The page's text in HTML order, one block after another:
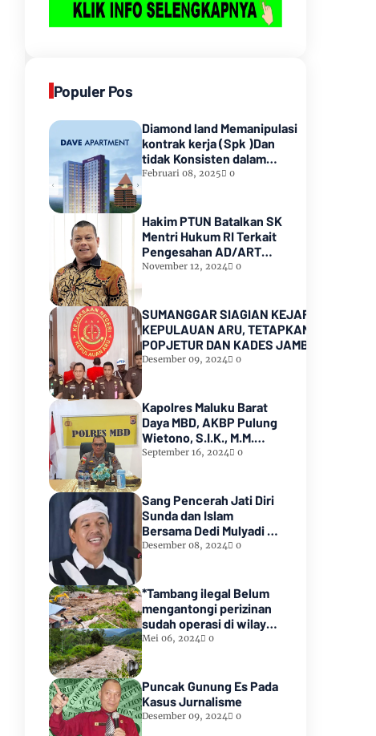
Populer Pos
Diamond land Memanipulasi
kontrak kerja (Spk )Dan
tidak Konsisten dalam
Pembayarannyamenunggak
kedua Meninggal dunia
Februari 08, 2025 0
Hakim PTUN Batalkan SK
Mentri Hukum RI Terkait
Pengesahan AD/ART
Partai GoLKAR
November 12, 2024 0
SUMANGGAR SIAGIAN KEJARI
KEPULAUAN ARU, TETAPKAN KADES
POPJETUR DAN KADES JAMBU AIR
SEBAGAI TERSANGKA ( TSK )
ADD dan DD TA 2016 - 2021
Desember 09, 2024 0
Kapolres Maluku Barat
Daya MBD, AKBP Pulung
Wietono, S.I.K., M.M.
Pekerjaan Proyek AIR
Oleh Sat Reskrim
September 16, 2024 0
Sang Pencerah Jati Diri
Sunda dan Islam
Bersama Dedi Mulyadi :
Harmoni yang Tak
Desember 08, 2024 0
*Tambang ilegal Belum
mengantongi perizinan
sudah operasi di wilayah
hutan lindung paiker
Mei 06, 2024 0
Puncak Gunung Es Pada
Kasus Jurnalisme
Desember 09, 2024 0